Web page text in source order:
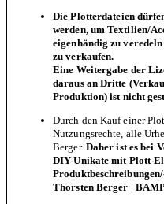
Die Plotterdateien
werden, um Textilien/
eigenhändig zu
zu verkaufen.
Eine Weitergabe der
daraus an Dritte
Produktion) ist nicht
Durch den Kauf einer
Nutzungsrechte, alle
Berger. Daher ist es bei
DIY-Unikate mit Plott-
Thorsten Berger |